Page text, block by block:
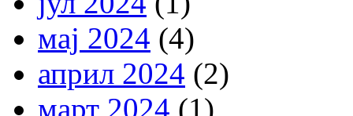
мај 2024 (4)
април 2024 (2)
март 2024 (1)